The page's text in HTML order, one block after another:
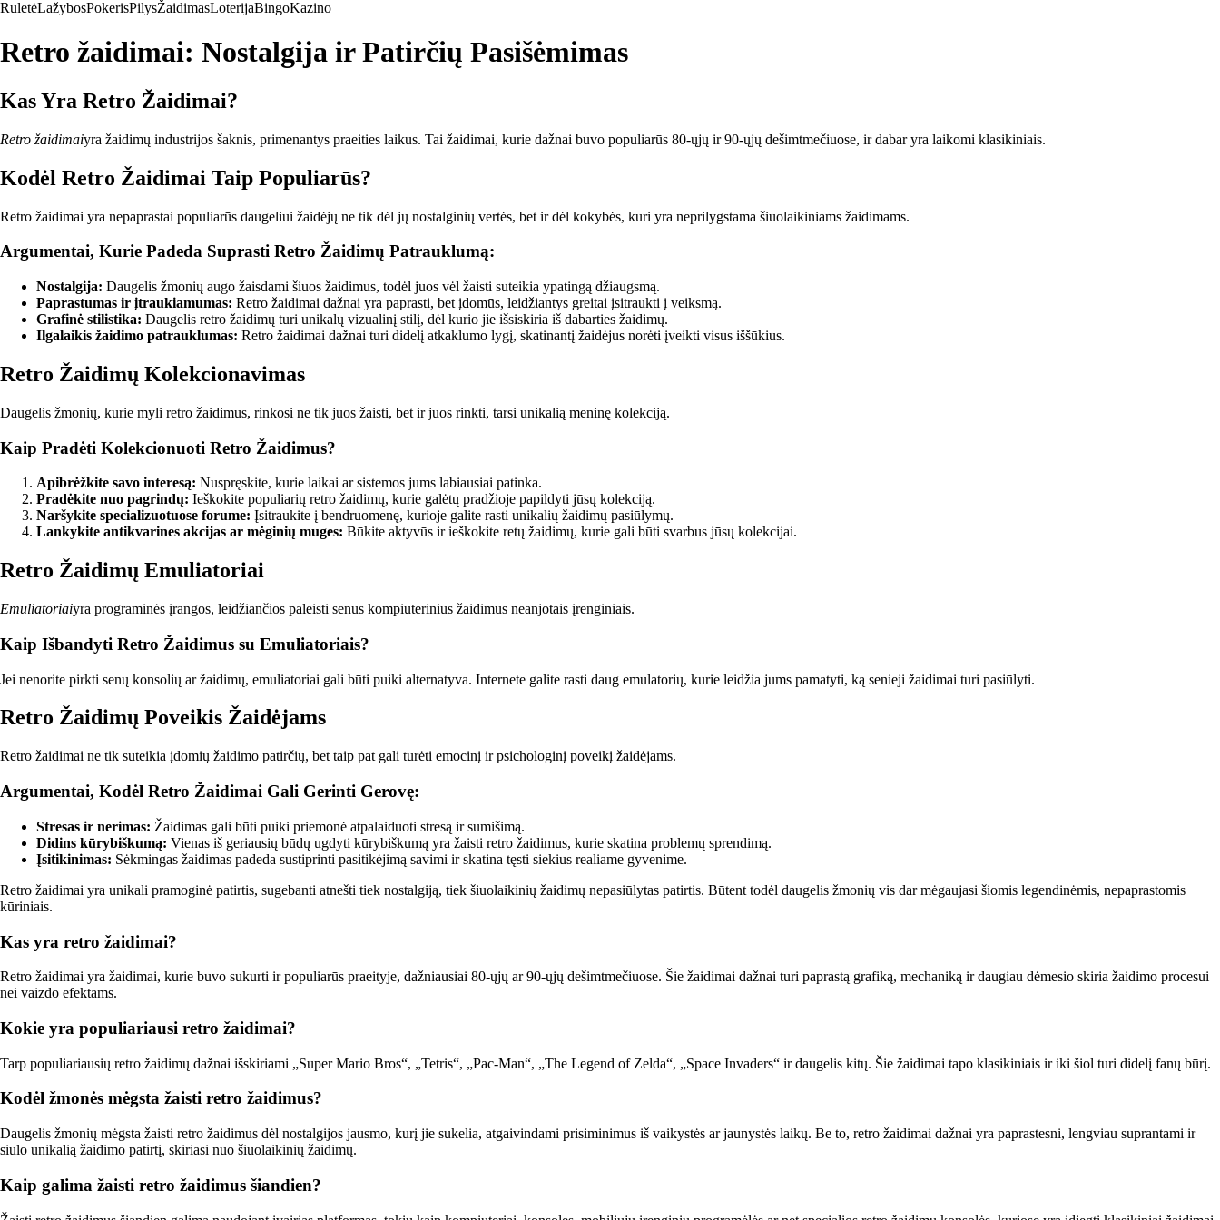
RuletėLažybosPokerisPilysŽaidimasLoterijaBingoKazino
Retro žaidimai: Nostalgija ir Patirčių Pasišėmimas
Kas Yra Retro Žaidimai?
Retro žaidimaiyra žaidimų industrijos šaknis, primenantys praeities laikus. Tai žaidimai, kurie dažnai buvo populiarūs 80-ųjų ir 90-ųjų dešimtmečiuose, ir dabar yra laikomi klasikiniais.
Kodėl Retro Žaidimai Taip Populiarūs?
Retro žaidimai yra nepaprastai populiarūs daugeliui žaidėjų ne tik dėl jų nostalginių vertės, bet ir dėl kokybės, kuri yra neprilygstama šiuolaikiniams žaidimams.
Argumentai, Kurie Padeda Suprasti Retro Žaidimų Patrauklumą:
Nostalgija: Daugelis žmonių augo žaisdami šiuos žaidimus, todėl juos vėl žaisti suteikia ypatingą džiaugsmą.
Paprastumas ir įtraukiamumas: Retro žaidimai dažnai yra paprasti, bet įdomūs, leidžiantys greitai įsitraukti į veiksmą.
Grafinė stilistika: Daugelis retro žaidimų turi unikalų vizualinį stilį, dėl kurio jie išsiskiria iš dabarties žaidimų.
Ilgalaikis žaidimo patrauklumas: Retro žaidimai dažnai turi didelį atkaklumo lygį, skatinantį žaidėjus norėti įveikti visus iššūkius.
Retro Žaidimų Kolekcionavimas
Daugelis žmonių, kurie myli retro žaidimus, rinkosi ne tik juos žaisti, bet ir juos rinkti, tarsi unikalią meninę kolekciją.
Kaip Pradėti Kolekcionuoti Retro Žaidimus?
Apibrėžkite savo interesą: Nuspręskite, kurie laikai ar sistemos jums labiausiai patinka.
Pradėkite nuo pagrindų: Ieškokite populiarių retro žaidimų, kurie galėtų pradžioje papildyti jūsų kolekciją.
Naršykite specializuotuose forume: Įsitraukite į bendruomenę, kurioje galite rasti unikalių žaidimų pasiūlymų.
Lankykite antikvarines akcijas ar mėginių muges: Būkite aktyvūs ir ieškokite retų žaidimų, kurie gali būti svarbus jūsų kolekcijai.
Retro Žaidimų Emuliatoriai
Emuliatoriaiyra programinės įrangos, leidžiančios paleisti senus kompiuterinius žaidimus neanjotais įrenginiais.
Kaip Išbandyti Retro Žaidimus su Emuliatoriais?
Jei nenorite pirkti senų konsolių ar žaidimų, emuliatoriai gali būti puiki alternatyva. Internete galite rasti daug emulatorių, kurie leidžia jums pamatyti, ką senieji žaidimai turi pasiūlyti.
Retro Žaidimų Poveikis Žaidėjams
Retro žaidimai ne tik suteikia įdomių žaidimo patirčių, bet taip pat gali turėti emocinį ir psichologinį poveikį žaidėjams.
Argumentai, Kodėl Retro Žaidimai Gali Gerinti Gerovę:
Stresas ir nerimas: Žaidimas gali būti puiki priemonė atpalaiduoti stresą ir sumišimą.
Didins kūrybiškumą: Vienas iš geriausių būdų ugdyti kūrybiškumą yra žaisti retro žaidimus, kurie skatina problemų sprendimą.
Įsitikinimas: Sėkmingas žaidimas padeda sustiprinti pasitikėjimą savimi ir skatina tęsti siekius realiame gyvenime.
Retro žaidimai yra unikali pramoginė patirtis, sugebanti atnešti tiek nostalgiją, tiek šiuolaikinių žaidimų nepasiūlytas patirtis. Būtent todėl daugelis žmonių vis dar mėgaujasi šiomis legendinėmis, nepaprastomis
kūriniais.
Kas yra retro žaidimai?
Retro žaidimai yra žaidimai, kurie buvo sukurti ir populiarūs praeityje, dažniausiai 80-ųjų ar 90-ųjų dešimtmečiuose. Šie žaidimai dažnai turi paprastą grafiką, mechaniką ir daugiau dėmesio skiria žaidimo procesui
nei vaizdo efektams.
Kokie yra populiariausi retro žaidimai?
Tarp populiariausių retro žaidimų dažnai išskiriami „Super Mario Bros“, „Tetris“, „Pac-Man“, „The Legend of Zelda“, „Space Invaders“ ir daugelis kitų. Šie žaidimai tapo klasikiniais ir iki šiol turi didelį fanų būrį.
Kodėl žmonės mėgsta žaisti retro žaidimus?
Daugelis žmonių mėgsta žaisti retro žaidimus dėl nostalgijos jausmo, kurį jie sukelia, atgaivindami prisiminimus iš vaikystės ar jaunystės laikų. Be to, retro žaidimai dažnai yra paprastesni, lengviau suprantami ir
siūlo unikalią žaidimo patirtį, skiriasi nuo šiuolaikinių žaidimų.
Kaip galima žaisti retro žaidimus šiandien?